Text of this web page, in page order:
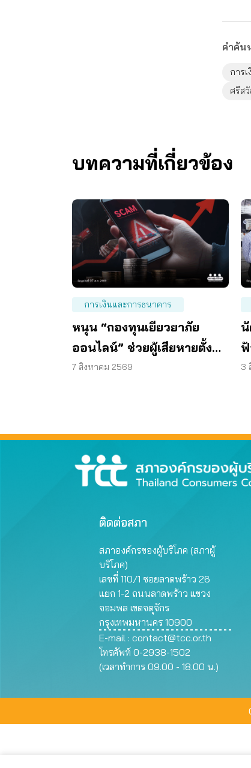
คำค้น
การ
ศรีส
บทความที่เกี่ยวข้อง
การเงินและการธนาคาร
หนุน “กองทุนเยียวยาภัย
ออนไลน์” ช่วยผู้เสียหายตั้ง
หลักได้ รวดเร็ว ทันท่วงที
7 สิงหาคม 2569 3
ติดต่อสภา
สภาองค์กรของผู้บริโภค (สภาผู้
บริโภค)
เลขที่ 110/1 ซอยลาดพร้าว 26
แยก 1-2 ถนนลาดพร้าว แขวง
จอมพล เขตจตุจักร
กรุงเทพมหานคร 10900
E-mail : contact@tcc.or.th
โทรศัพท์ 0-2938-1502
(เวลาทำการ 09.00 - 18.00 น.)